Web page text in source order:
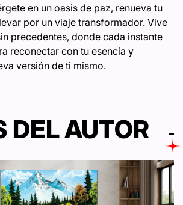
en un oasis de paz, renueva tu
por un viaje transformador. Vive
precedentes, donde cada instante
reconectar con tu esencia y
versión de ti mismo.
DEL AUTOR